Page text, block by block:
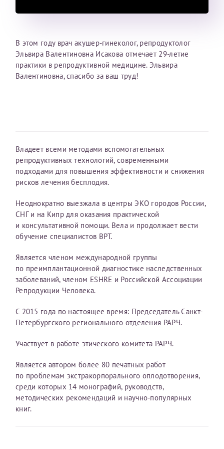
В этом году врач акушер-гинеколог, репродуктолог
Эльвира Валентиновна Исакова отмечает 29-летие
практики в репродуктивной медицине. Эльвира
Валентиновна, спасибо за ваш труд!
Владеет всеми методами вспомогательных
репродуктивных технологий, современными
подходами для повышения эффективности и снижения
рисков лечения бесплодия.
Неоднократно выезжала в центры ЭКО городов России,
СНГ и на Кипр для оказания практической
и консультативной помощи. Вела и продолжает вести
обучение специалистов ВРТ.
Является членом международной группы
по преимплантационной диагностике наследственных
заболеваний, членом ESHRE и Российской Ассоциации
Репродукции Человека.
С 2015 года по настоящее время: Председатель Санкт-
Петербургского регионального отделения РАРЧ.
Участвует в работе этического комитета РАРЧ.
Является автором более 80 печатных работ
по проблемам экстракорпорального оплодотворения,
среди которых 14 монографий, руководств,
методических рекомендаций и научно-популярных
книг.
медсестры Юлии! Искренне благодарна и
получится!
Исакова Эльвира Валентиновна
20 июня 2025